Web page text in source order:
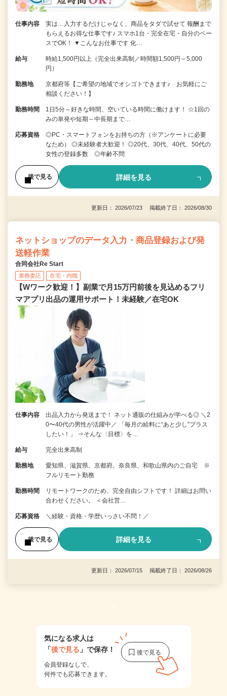
仕事内容
実は…入力するだけじゃなく、商品をタダで試せて 報酬まで
もらえるお得な仕事です♪ スマホ1台・完全在宅・自分のペー
スでOK！ ▼こんなお仕事です 化…
給与
時給1,500円以上（完全出来高制／時間額1,500円～5,000
円）
勤務地
京都府等【ご希望の地域でオシゴトできます♪ お気軽にご
相談ください！】
勤務時間
1日5分～好きな時間、空いている時間に働けます！ ☆1回の
みの単発や短期～中長期まで…
応募資格
◎PC・スマートフォンをお持ちの方（※アンケートに必要
なため） ◎未経験者大歓迎！ ◎20代、30代、40代、50代の
女性の登録多数 ◎年齢不問
後で見る 詳細を見る
更新日： 2026/07/23 掲載終了日： 2026/08/30
ネットショップのデータ入力・商品登録および発
送軽作業
合同会社Re Start
業務委託 在宅・内職
【Wワーク歓迎！】副業で月15万円前後を見込めるフリ
マアプリ出品の運用サポート！未経験／在宅OK
仕事内容
出品入力から発送まで！ ネット通販の仕組みが学べる◎ ＼2
0〜40代の男性が活躍中／ 「毎月の給料に“あと少し”プラス
したい！」 ⇒そんな〈目標〉を…
給与 完全出来高制
勤務地
愛知県、滋賀県、京都府、奈良県、和歌山県内のご自宅 ※
フルリモート勤務
勤務時間
リモートワークのため、完全自由シフトです！ 詳細はお問い
合わせください。 ＜会社営…
応募資格 ＼経験・資格・学歴いっさい不問！／
後で見る 詳細を見る
更新日： 2026/07/15 掲載終了日： 2026/08/26
1
気になる求人は
「後で見る 」で保存！
会員登録なしで、
何件でも応募できます。